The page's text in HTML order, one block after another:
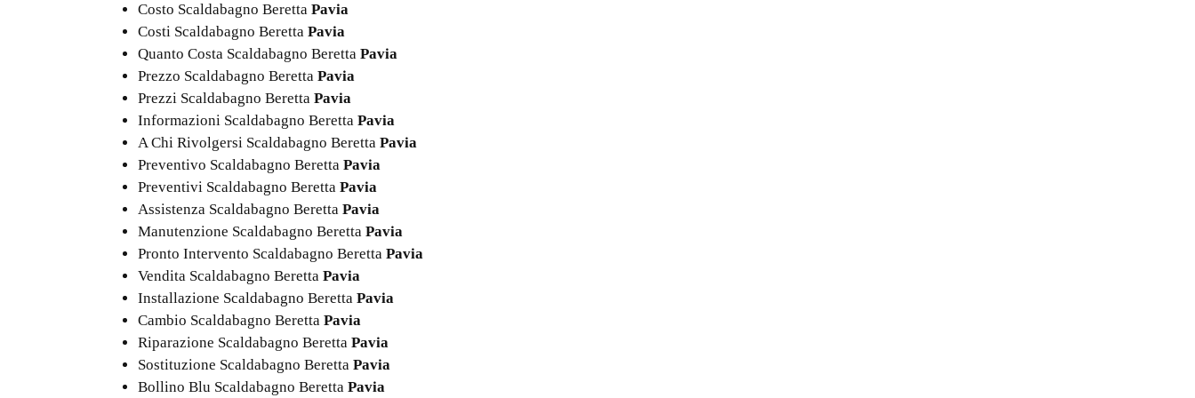
Costo Scaldabagno Beretta Pavia
Costi Scaldabagno Beretta Pavia
Quanto Costa Scaldabagno Beretta Pavia
Prezzo Scaldabagno Beretta Pavia
Prezzi Scaldabagno Beretta Pavia
Informazioni Scaldabagno Beretta Pavia
A Chi Rivolgersi Scaldabagno Beretta Pavia
Preventivo Scaldabagno Beretta Pavia
Preventivi Scaldabagno Beretta Pavia
Assistenza Scaldabagno Beretta Pavia
Manutenzione Scaldabagno Beretta Pavia
Pronto Intervento Scaldabagno Beretta Pavia
Vendita Scaldabagno Beretta Pavia
Installazione Scaldabagno Beretta Pavia
Cambio Scaldabagno Beretta Pavia
Riparazione Scaldabagno Beretta Pavia
Sostituzione Scaldabagno Beretta Pavia
Bollino Blu Scaldabagno Beretta Pavia